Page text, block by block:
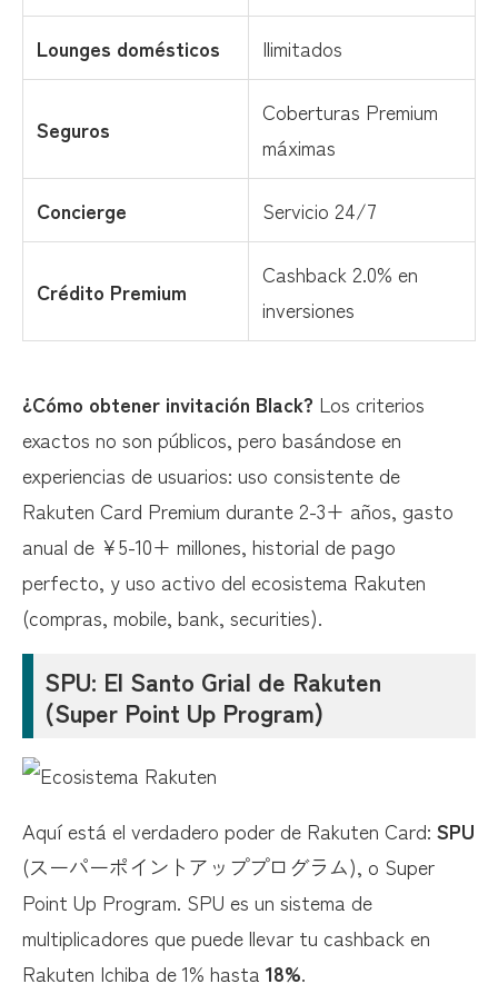
Lounges domésticos Ilimitados
Seguros
Coberturas Premium
máximas
Concierge Servicio 24/7
Crédito Premium
Cashback 2.0% en
inversiones
¿Cómo obtener invitación Black? Los criterios
exactos no son públicos, pero basándose en
experiencias de usuarios: uso consistente de
Rakuten Card Premium durante 2-3+ años, gasto
anual de ¥5-10+ millones, historial de pago
perfecto, y uso activo del ecosistema Rakuten
(compras, mobile, bank, securities).
SPU: El Santo Grial de Rakuten
(Super Point Up Program)
Aquí está el verdadero poder de Rakuten Card: SPU
(スーパーポイントアッププログラム), o Super
Point Up Program. SPU es un sistema de
multiplicadores que puede llevar tu cashback en
Rakuten Ichiba de 1% hasta 18%.